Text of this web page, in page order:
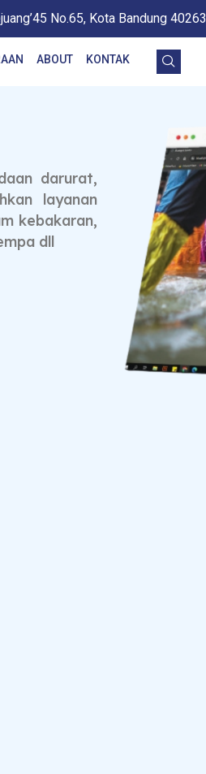
No.65, Kota Bandung 40263
ABOUT KONTAK
darurat,
layanan
kebakaran,
dll